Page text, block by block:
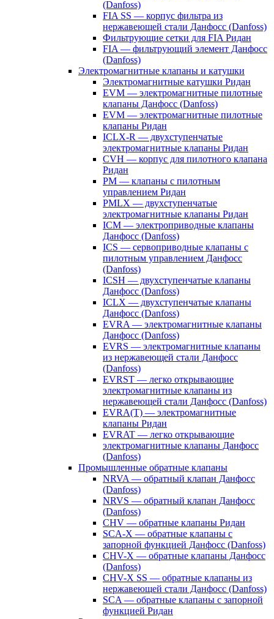
(Danfoss)
FIA SS — корпус фильтра из
нержавеющей стали Данфосс (Danfoss)
Фильтрующие сетки для FIA Ридан
FIA — фильтрующий элемент Данфосс
(Danfoss)
Электромагнитные клапаны и катушки
Электромагнитные катушки Ридан
EVM — электромагнитные пилотные
клапаны Данфосс (Danfoss)
EVM — электромагнитные пилотные
клапаны Ридан
ICLX-R — двухступенчатые
электромагнитные клапаны Ридан
CVH — корпус для пилотного клапана
Ридан
PM — клапаны с пилотным
управлением Ридан
PMLX — двухступенчатые
электромагнитные клапаны Ридан
ICM — электроприводные клапаны
Данфосс (Danfoss)
ICS — сервоприводные клапаны с
пилотным управлением Данфосс
(Danfoss)
ICSH — двухступенчатые клапаны
Данфосс (Danfoss)
ICLX — двухступенчатые клапаны
Данфосс (Danfoss)
EVRA — электромагнитные клапаны
Данфосс (Danfoss)
EVRS — электромагнитные клапаны
из нержавеющей стали Данфосс
(Danfoss)
EVRST — легко открывающие
электромагнитные клапаны из
нержавеющей стали Данфосс (Danfoss)
EVRA(T) — электромагнитные
клапаны Ридан
EVRAT — легко открывающие
электромагнитные клапаны Данфосс
(Danfoss)
Промышленные обратные клапаны
NRVA — обратный клапан Данфосс
(Danfoss)
NRVS — обратный клапан Данфосс
(Danfoss)
CHV — обратные клапаны Ридан
SCA-X — обратные клапаны с
запорной функцией Данфосс (Danfoss)
CHV-X — обратные клапаны Данфосс
(Danfoss)
CHV-X SS — обратные клапаны из
нержавеющей стали Данфосс (Danfoss)
SCA — обратные клапаны с запорной
функцией Ридан